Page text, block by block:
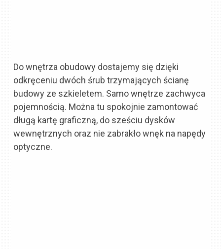
Do wnętrza obudowy dostajemy się dzięki
odkręceniu dwóch śrub trzymających ścianę
budowy ze szkieletem. Samo wnętrze zachwyca
pojemnością. Można tu spokojnie zamontować
długą kartę graficzną, do sześciu dysków
wewnętrznych oraz nie zabrakło wnęk na napędy
optyczne.